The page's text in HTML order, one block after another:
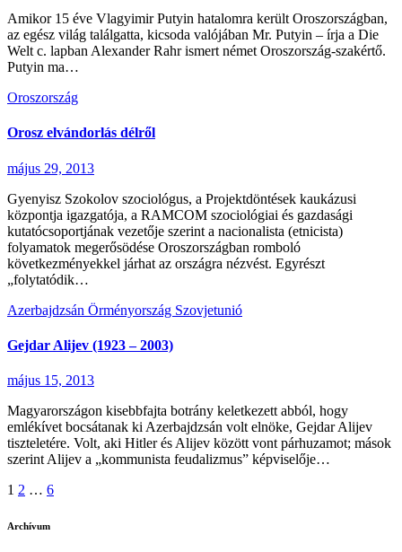
Amikor 15 éve Vlagyimir Putyin hatalomra került Oroszországban,
az egész világ találgatta, kicsoda valójában Mr. Putyin – írja a Die
Welt c. lapban Alexander Rahr ismert német Oroszország-szakértő.
Putyin ma…
Oroszország
Orosz elvándorlás délről
május 29, 2013
Gyenyisz Szokolov szociológus, a Projektdöntések kaukázusi
központja igazgatója, a RAMCOM szociológiai és gazdasági
kutatócsoportjának vezetője szerint a nacionalista (etnicista)
folyamatok megerősödése Oroszországban romboló
következményekkel járhat az országra nézvést. Egyrészt
„folytatódik…
Azerbajdzsán Örményország Szovjetunió
Gejdar Alijev (1923 – 2003)
május 15, 2013
Magyarországon kisebbfajta botrány keletkezett abból, hogy
emlékívet bocsátanak ki Azerbajdzsán volt elnöke, Gejdar Alijev
tiszteletére. Volt, aki Hitler és Alijev között vont párhuzamot; mások
szerint Alijev a „kommunista feudalizmus” képviselője…
Bejegyzések
lapozása
1 2 … 6
Archívum